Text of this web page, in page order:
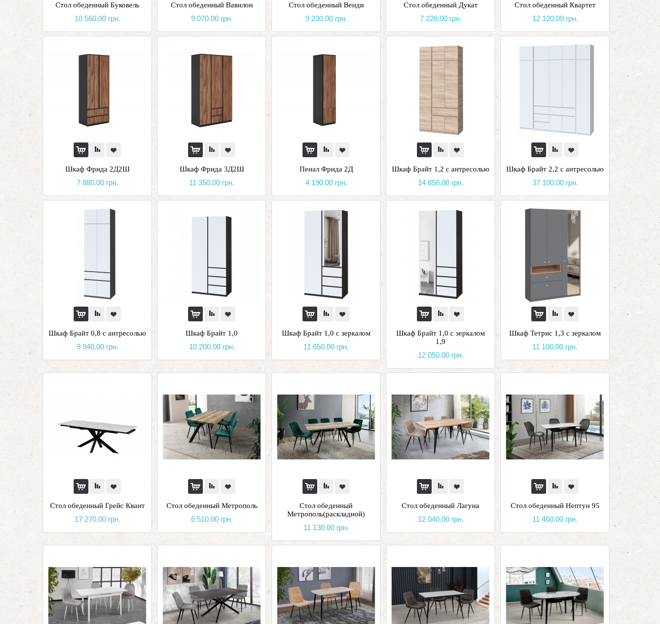
Стол обеденный Буковель
10 560.00 грн.
Стол обеденный Вавилон
9 070.00 грн.
Стол обеденный Венди
9 230.00 грн.
Стол обеденный Дукат
7 220.00 грн.
Стол обеденный Квартет
12 120.00 грн.
Шкаф Фрида 2Д2Ш
7 880.00 грн.
Шкаф Фрида 3Д2Ш
11 350.00 грн.
Пенал Фрида 2Д
4 190.00 грн.
Шкаф Брайт 1,2 с антресолью
14 850.00 грн.
Шкаф Брайт 2,2 с антресолью
37 100.00 грн.
Шкаф Брайт 0,8 с антресолью
9 940.00 грн.
Шкаф Брайт 1,0
10 200.00 грн.
Шкаф Брайт 1,0 с зеркалом
11 650.00 грн.
Шкаф Брайт 1,0 с зеркалом
1,9
12 050.00 грн.
Шкаф Тетрис 1,3 с зеркалом
11 100.00 грн.
Стол обеденный Грейс Квант
17 270.00 грн.
Стол обеденный Метрополь
6 510.00 грн.
Стол обеденный
Метрополь(раскладной)
11 130.00 грн.
Стол обеденный Лагуна
12 040.00 грн.
Стол обеденный Нептун 95
11 460.00 грн.